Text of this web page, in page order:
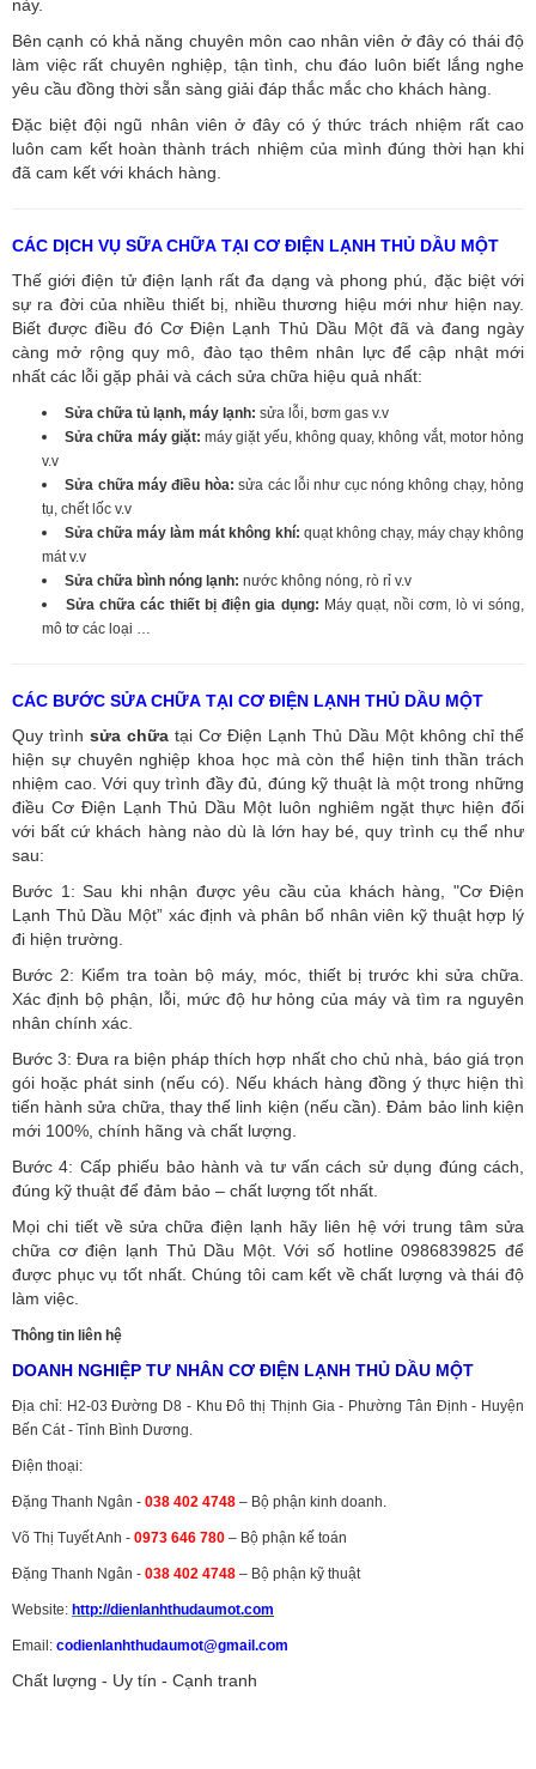
này.
Bên cạnh có khả năng chuyên môn cao nhân viên ở đây có thái độ
làm việc rất chuyên nghiệp, tận tình, chu đáo luôn biết lắng nghe
yêu cầu đồng thời sẵn sàng giải đáp thắc mắc cho khách hàng.
Đặc biệt đội ngũ nhân viên ở đây có ý thức trách nhiệm rất cao
luôn cam kết hoàn thành trách nhiệm của mình đúng thời hạn khi
đã cam kết với khách hàng.
CÁC DỊCH VỤ SỮA CHỮA TẠI CƠ ĐIỆN LẠNH THỦ DẦU MỘT
Thế giới điện tử điện lạnh rất đa dạng và phong phú, đặc biệt với
sự ra đời của nhiều thiết bị, nhiều thương hiệu mới như hiện nay.
Biết được điều đó Cơ Điện Lạnh Thủ Dầu Một đã và đang ngày
càng mở rộng quy mô, đào tạo thêm nhân lực để cập nhật mới
nhất các lỗi gặp phải và cách sửa chữa hiệu quả nhất:
Sửa chữa tủ lạnh, máy lạnh: sửa lỗi, bơm gas v.v
Sửa chữa máy giặt:máy giặt yếu, không quay, không vắt, motor hỏng
v.v
Sửa chữa máy điều hòa: sửa các lỗi như cục nóng không chạy, hỏng
tụ, chết lốc v.v
Sửa chữa máy làm mát không khí: quạt không chạy, máy chạy không
mát v.v
Sửa chữa bình nóng lạnh: nước không nóng, rò rỉ v.v
Sửa chữa các thiết bị điện gia dụng: Máy quạt, nồi cơm, lò vi sóng,
mô tơ các loại …
CÁC BƯỚC SỬA CHỮA TẠI CƠ ĐIỆN LẠNH THỦ DẦU MỘT
Quy trình sửa chữa tại Cơ Điện Lạnh Thủ Dầu Một không chỉ thể
hiện sự chuyên nghiệp khoa học mà còn thể hiện tinh thần trách
nhiệm cao. Với quy trình đầy đủ, đúng kỹ thuật là một trong những
điều Cơ Điện Lạnh Thủ Dầu Một luôn nghiêm ngặt thực hiện đối
với bất cứ khách hàng nào dù là lớn hay bé, quy trình cụ thể như
sau:
Bước 1: Sau khi nhận được yêu cầu của khách hàng, "Cơ Điện
Lạnh Thủ Dầu Một” xác định và phân bổ nhân viên kỹ thuật hợp lý
đi hiện trường.
Bước 2: Kiểm tra toàn bộ máy, móc, thiết bị trước khi sửa chữa.
Xác định bộ phận, lỗi, mức độ hư hỏng của máy và tìm ra nguyên
nhân chính xác.
Bước 3: Đưa ra biện pháp thích hợp nhất cho chủ nhà, báo giá trọn
gói hoặc phát sinh (nếu có). Nếu khách hàng đồng ý thực hiện thì
tiến hành sửa chữa, thay thế linh kiện (nếu cần). Đảm bảo linh kiện
mới 100%, chính hãng và chất lượng.
Bước 4: Cấp phiếu bảo hành và tư vấn cách sử dụng đúng cách,
đúng kỹ thuật để đảm bảo – chất lượng tốt nhất.
Mọi chi tiết về sửa chữa điện lạnh hãy liên hệ với trung tâm sửa
chữa cơ điện lạnh Thủ Dầu Một. Với số hotline 0986839825 để
được phục vụ tốt nhất. Chúng tôi cam kết về chất lượng và thái độ
làm việc.
Thông tin liên hệ
DOANH NGHIỆP TƯ NHÂN CƠ ĐIỆN LẠNH THỦ DẦU MỘT
Địa chỉ: H2-03 Đường D8 - Khu Đô thị Thịnh Gia - Phường Tân Định - Huyện
Bến Cát - Tỉnh Bình Dương.
Điện thoại:
Đặng Thanh Ngân - 038 402 4748 – Bộ phận kinh doanh.
Võ Thị Tuyết Anh - 0973 646 780 – Bộ phận kế toán
Đặng Thanh Ngân - 038 402 4748 – Bộ phận kỹ thuật
Website: http://dienlanhthudaumot.com
Email: codienlanhthudaumot@gmail.com
Chất lượng - Uy tín - Cạnh tranh